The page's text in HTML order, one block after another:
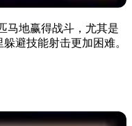
马地赢得战斗，尤其是
避技能射击更加困难。